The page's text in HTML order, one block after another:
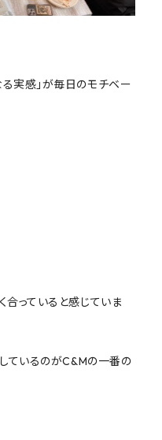
実感」が毎日のモチベー
合っていると感じていま
しているのがC&Mの一番の